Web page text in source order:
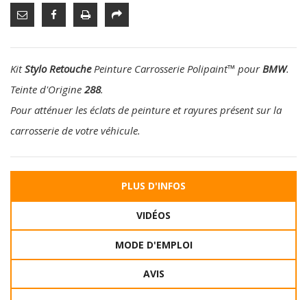
KitStylo RetouchePeinture Carrosserie Polipaint™ pourBMW.
Teinte d'Origine 288.
Pour atténuer les éclats de peinture et rayures présent sur la
carrosserie de votre véhicule.
PLUS D'INFOS
VIDÉOS
MODE D'EMPLOI
AVIS